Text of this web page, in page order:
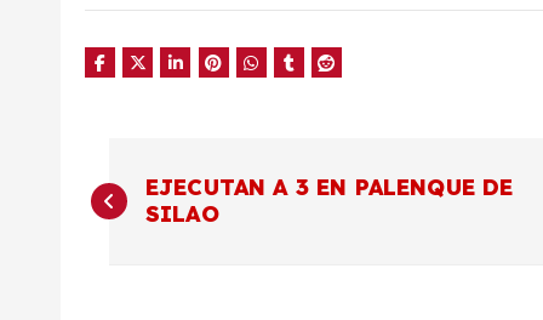
N
a
EJECUTAN A 3 EN PALENQUE DE
SILAO